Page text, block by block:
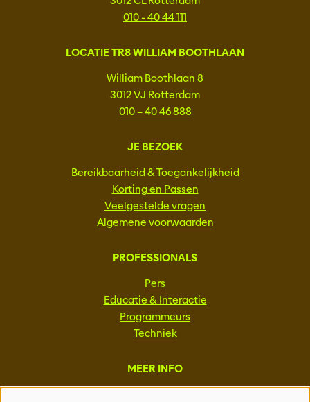
010 - 40 44 111
LOCATIE TR8 WILLIAM BOOTHLAAN
William Boothlaan 8
3012 VJ Rotterdam
010 – 40 46 888
JE BEZOEK
Bereikbaarheid & Toegankelijkheid
Korting en Passen
Veelgestelde vragen
Algemene voorwaarden
PROFESSIONALS
Pers
Educatie & Interactie
Programmeurs
Techniek
MEER INFO